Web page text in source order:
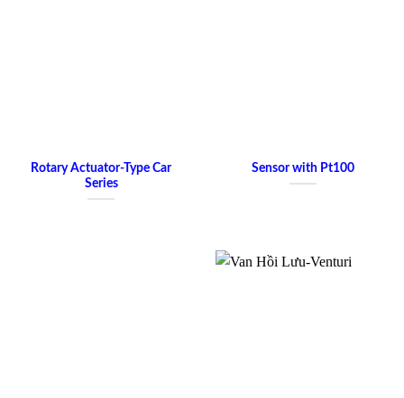
Rotary Actuator-Type Car
Series
Sensor with Pt100